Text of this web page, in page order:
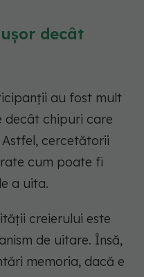
decât
au fost mult
decât chipuri care
cercetătorii
cum poate fi
a uita.
creierului este
de uitare. Însă,
memoria, dacă e